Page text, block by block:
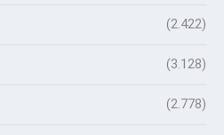
(2.422)
(3.128)
(2.778)